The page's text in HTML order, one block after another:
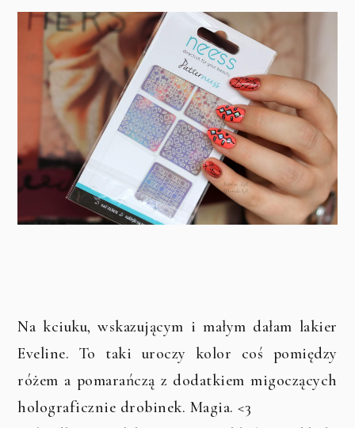
Na kciuku, wskazującym i małym dałam lakier
Eveline. To taki uroczy kolor coś pomiędzy
różem a pomarańczą z dodatkiem migoczących
holograficznie drobinek. Magia. <3